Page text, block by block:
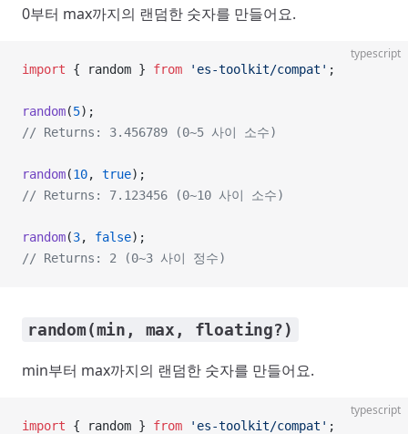
0부터 max까지의 랜덤한 숫자를 만들어요.
typescript
import { random } from 'es-toolkit/compat' ;
random(5);
// Returns: 3.456789 (0~5 사이 소수)
random(10, true);
// Returns: 7.123456 (0~10 사이 소수)
random(3, false);
// Returns: 2 (0~3 사이 정수)
random(min, max, floating?)
min부터 max까지의 랜덤한 숫자를 만들어요.
typescript
import { random } from 'es-toolkit/compat' ;